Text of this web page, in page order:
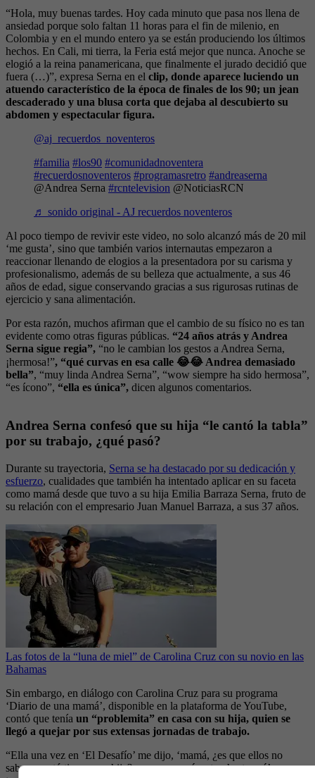
“Hola, muy buenas tardes. Hoy cada minuto que pasa nos llena de
ansiedad porque solo faltan 11 horas para el fin de milenio, en
Colombia y en el mundo entero ya se están produciendo los últimos
hechos. En Cali, mi tierra, la Feria está mejor que nunca. Anoche se
elogió a la reina panamericana, que finalmente el jurado decidió que
fuera (…)”, expresa Serna en el clip, donde aparece luciendo un
atuendo característico de la época de finales de los 90; un jean
descaderado y una blusa corta que dejaba al descubierto su
abdomen y espectacular figura.
@aj_recuerdos_noventeros
#familia #los90 #comunidadnoventera
#recuerdosnoventeros #programasretro #andreaserna
@Andrea Serna #rcntelevision @NoticiasRCN
♬ sonido original - AJ recuerdos noventeros
Al poco tiempo de revivir este video, no solo alcanzó más de 20 mil
‘me gusta’, sino que también varios internautas empezaron a
reaccionar llenando de elogios a la presentadora por su carisma y
profesionalismo, además de su belleza que actualmente, a sus 46
años de edad, sigue conservando gracias a sus rigurosas rutinas de
ejercicio y sana alimentación.
Por esta razón, muchos afirman que el cambio de su físico no es tan
evidente como otras figuras públicas. “24 años atrás y Andrea
Serna sigue regia”, “no le cambian los gestos a Andrea Serna,
¡hermosa!”, “qué curvas en esa calle 😂😂 Andrea demasiado
bella”, “muy linda Andrea Serna”, “wow siempre ha sido hermosa”,
“es ícono”, “ella es única”, dicen algunos comentarios.
Andrea Serna confesó que su hija “le cantó la tabla”
por su trabajo, ¿qué pasó?
Durante su trayectoria, Serna se ha destacado por su dedicación y
esfuerzo, cualidades que también ha intentado aplicar en su faceta
como mamá desde que tuvo a su hija Emilia Barraza Serna, fruto de
su relación con el empresario Juan Manuel Barraza, a sus 37 años.
Las fotos de la “luna de miel” de Carolina Cruz con su novio en las
Bahamas
Sin embargo, en diálogo con Carolina Cruz para su programa
‘Diario de una mamá’, disponible en la plataforma de YouTube,
contó que tenía un “problemita” en casa con su hija, quien se
llegó a quejar por sus extensas jornadas de trabajo.
“Ella una vez en ‘El Desafío’ me dijo, ‘mamá, ¿es que ellos no
saben que tú tienes una hija?, es que mamá, estoy hasta acá’ y me